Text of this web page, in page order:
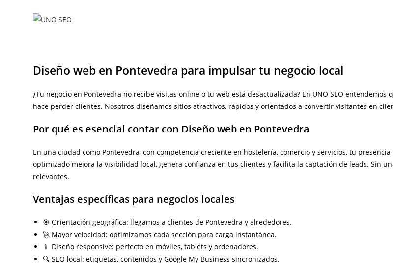
Diseño web en Pontevedra para impulsar tu negocio local
¿Tu negocio en Pontevedra no recibe visitas online o tu web está desactualizada? En UNO SEO
hace perder clientes. Nosotros diseñamos sitios atractivos, rápidos y orientados a convertir visitantes en
Por qué es esencial contar con Diseño web en Pontevedra
En una ciudad como Pontevedra, con competencia creciente en hostelería, comercio y servicios, tu
optimizado mejora la visibilidad local, genera confianza en tus clientes y facilita la captación de leads. Sin
relevantes.
Ventajas específicas para negocios locales
🎯 Orientación geográfica: llegamos a clientes de Pontevedra y alrededores.
🚀 Mayor velocidad: optimizamos cada sección para carga instantánea.
📱 Diseño responsive: perfecto en móviles, tablets y ordenadores.
🔍 SEO local: etiquetas, contenidos y Google My Business sincronizados.